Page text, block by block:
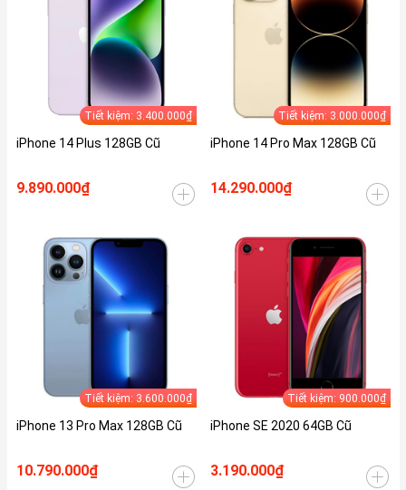
Tiết kiệm: 3.400.000₫
iPhone 14 Plus 128GB Cũ
9.890.000₫
Tiết kiệm: 3.000.000₫
iPhone 14 Pro Max 128GB Cũ
14.290.000₫
Tiết kiệm: 3.600.000₫
iPhone 13 Pro Max 128GB Cũ
10.790.000₫
Tiết kiệm: 900.000₫
iPhone SE 2020 64GB Cũ
3.190.000₫